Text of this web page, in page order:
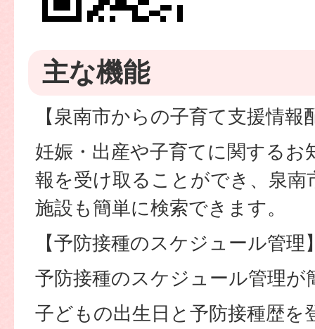
主な機能
【泉南市からの子育て支援情報
妊娠・出産や子育てに関する
報を受け取ることができ、泉南
施設も簡単に検索できます。
【予防接種のスケジュール管理
予防接種のスケジュール管理が
子どもの出生日と予防接種歴を